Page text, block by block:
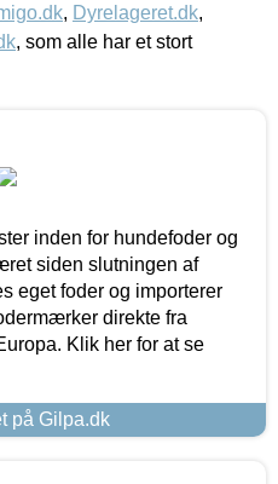
, Dyrelageret.dk,
, som alle har et stort
inden for hundefoder og
siden slutningen af
eget foder og importerer
direkte fra
Klik her for at se
på Gilpa.dk